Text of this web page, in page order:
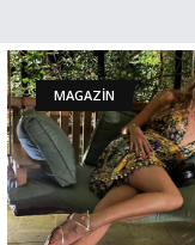
MAGAZİN